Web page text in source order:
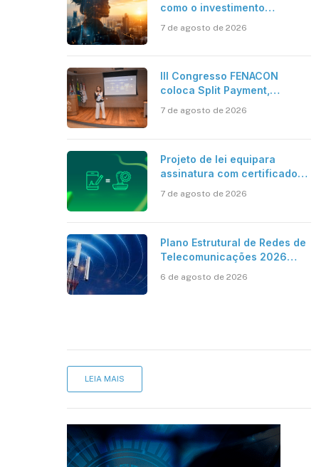
como o investimento
científica revela a
7 de agosto de 2026
III Congresso FENACON
coloca Split Payment,
centro dos debates
7 de agosto de 2026
Projeto de lei equipara
assinatura com certificado
reconhecimento de firma em
7 de agosto de 2026
Plano Estrutural de Redes de
Telecomunicações 2026
móvel, mas mantém desafio
6 de agosto de 2026
LEIA MAIS